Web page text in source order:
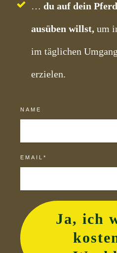
… du auf dein
ausüben willst, um
im täglichen
erzielen.
NAME
EMAIL*
Ja, ich